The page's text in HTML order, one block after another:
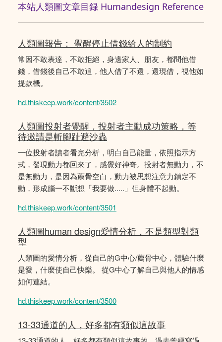
本站人類圖文章目録 Humandesign Reference
人類圖報告： 覺醒停止借錢給人的制約
常因不敢表達，不敢拒絕，身邊家人、朋友，都問他借
錢，借錢後自己不敢追，他人借了不還，還現借，視他如
提款機。
hd.thiskeep.work/content/3502
人類圖投射者覺醒，投射者主動成功策略，等
待邀請是斬腳趾避沙蟲
一位投射者讀者看完分析，明白自己能量，依照指示方
式，發現動力都回來了，感覺好神奇。投射者無動力，不
是無動力，是因為薦骨空白，動力被思想注意力鎖定不
動，形成腦一不斷想「我要做.....」但身體不起動。
hd.thiskeep.work/content/3501
人類圖human design愛情分析，不是類型對類
型
人類圖的愛情分析，從自己的G中心/薦骨中心，體驗什麼
是愛，什麼使自己快樂。 從G中心了解自己與他人的情感
如何連結。
hd.thiskeep.work/content/3500
13-33通道的人，好多都有類似這故事